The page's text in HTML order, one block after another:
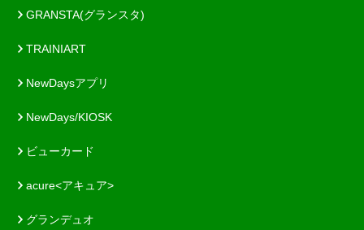
GRANSTA(グランスタ)
TRAINIART
NewDaysアプリ
NewDays/KIOSK
ビューカード
acure<アキュア>
グランデュオ